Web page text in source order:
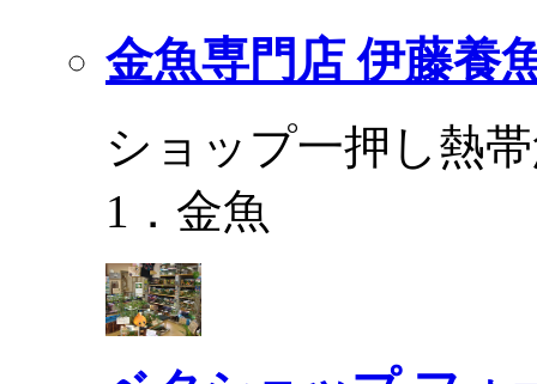
金魚専門店 伊藤養
ショップ一押し熱
1．金魚